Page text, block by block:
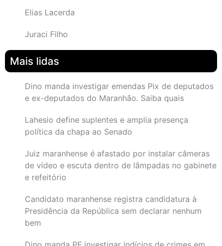
Elias Lacerda
Juraci Filho
Mais lidas
Dino manda investigar emendas Pix de deputados
e ex-deputados do Maranhão. Saiba quais
Lahesio define suplentes e amplia presença
política da chapa ao Senado
Juiz maranhense é afastado por instalar câmeras
de vídeo e escuta dentro de lâmpadas no gabinete
e refeitório
Candidato maranhense registra candidatura à
Presidência da República sem declarar nenhum
bem